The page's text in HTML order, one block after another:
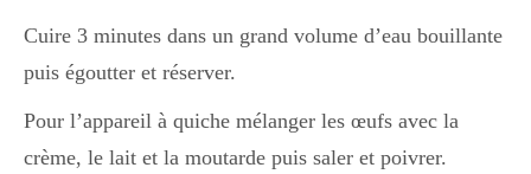
Semaines Spéciales
Cuire 3 minutes dans un grand volume d’eau bouillante
puis égoutter et réserver.
Pour l’appareil à quiche mélanger les œufs avec la
crème, le lait et la moutarde puis saler et poivrer.